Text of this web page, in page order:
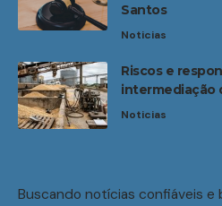
Santos
Noticias
Riscos e
intermediação
Noticias
Buscando notícias confiáveis